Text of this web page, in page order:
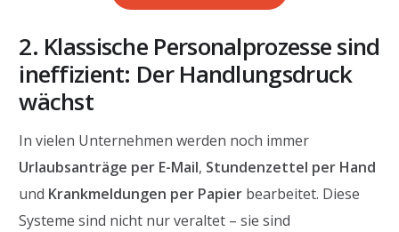
2. Klassische Personalprozesse sind
ineffizient: Der Handlungsdruck
wächst
In vielen Unternehmen werden noch immer
Urlaubsanträge per E-Mail, Stundenzettel per Hand
und Krankmeldungen per Papier bearbeitet. Diese
Systeme sind nicht nur veraltet – sie sind